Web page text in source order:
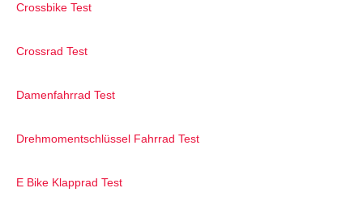
Crossbike Test
Crossrad Test
Damenfahrrad Test
Drehmomentschlüssel Fahrrad Test
E Bike Klapprad Test